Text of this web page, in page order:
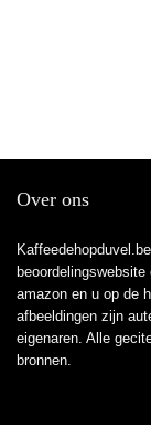
Over ons
amazon en u op de
afbeeldingen zijn
eigenaren. Alle
bronnen.